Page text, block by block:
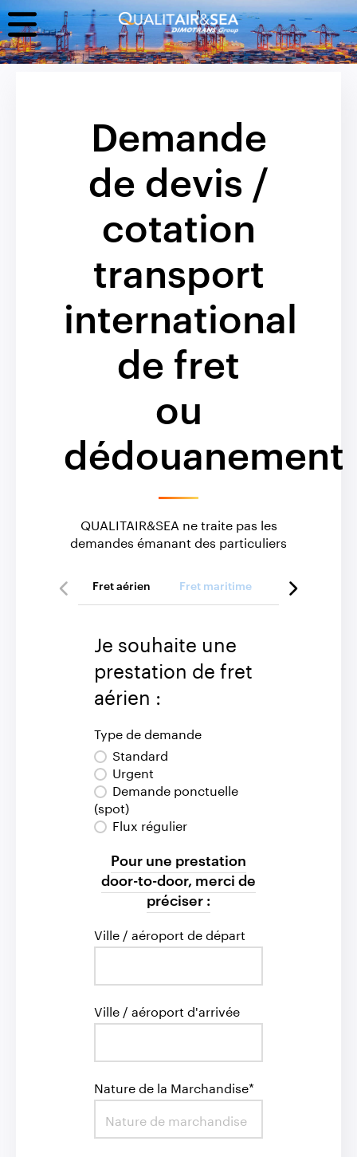
Demande
de devis /
cotation
transport
international
de fret
ou
dédouanement
QUALITAIR&SEA ne traite pas les
demandes émanant des particuliers
Fret aérien Fret maritime Fret routier
Je souhaite une
prestation de fret
aérien :
Type de demande
Standard
Urgent
Demande ponctuelle
(spot)
Flux régulier
Pour une prestation
door-to-door, merci de
préciser :
Ville / aéroport de départ
Ville / aéroport d'arrivée
Nature de la Marchandise*